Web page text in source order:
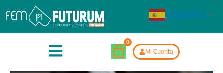
Mi Cuenta
Español ▼